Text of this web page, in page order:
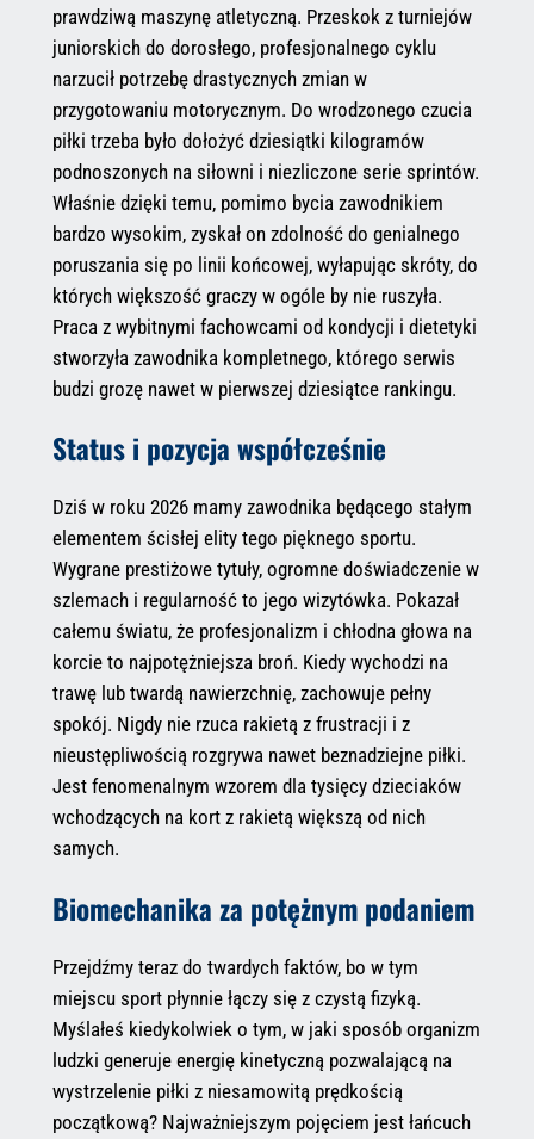
prawdziwą maszynę atletyczną. Przeskok z turniejów
juniorskich do dorosłego, profesjonalnego cyklu
narzucił potrzebę drastycznych zmian w
przygotowaniu motorycznym. Do wrodzonego czucia
piłki trzeba było dołożyć dziesiątki kilogramów
podnoszonych na siłowni i niezliczone serie sprintów.
Właśnie dzięki temu, pomimo bycia zawodnikiem
bardzo wysokim, zyskał on zdolność do genialnego
poruszania się po linii końcowej, wyłapując skróty, do
których większość graczy w ogóle by nie ruszyła.
Praca z wybitnymi fachowcami od kondycji i dietetyki
stworzyła zawodnika kompletnego, którego serwis
budzi grozę nawet w pierwszej dziesiątce rankingu.
Status i pozycja współcześnie
Dziś w roku 2026 mamy zawodnika będącego stałym
elementem ścisłej elity tego pięknego sportu.
Wygrane prestiżowe tytuły, ogromne doświadczenie w
szlemach i regularność to jego wizytówka. Pokazał
całemu światu, że profesjonalizm i chłodna głowa na
korcie to najpotężniejsza broń. Kiedy wychodzi na
trawę lub twardą nawierzchnię, zachowuje pełny
spokój. Nigdy nie rzuca rakietą z frustracji i z
nieustępliwością rozgrywa nawet beznadziejne piłki.
Jest fenomenalnym wzorem dla tysięcy dzieciaków
wchodzących na kort z rakietą większą od nich
samych.
Biomechanika za potężnym podaniem
Przejdźmy teraz do twardych faktów, bo w tym
miejscu sport płynnie łączy się z czystą fizyką.
Myślałeś kiedykolwiek o tym, w jaki sposób organizm
ludzki generuje energię kinetyczną pozwalającą na
wystrzelenie piłki z niesamowitą prędkością
początkową? Najważniejszym pojęciem jest łańcuch